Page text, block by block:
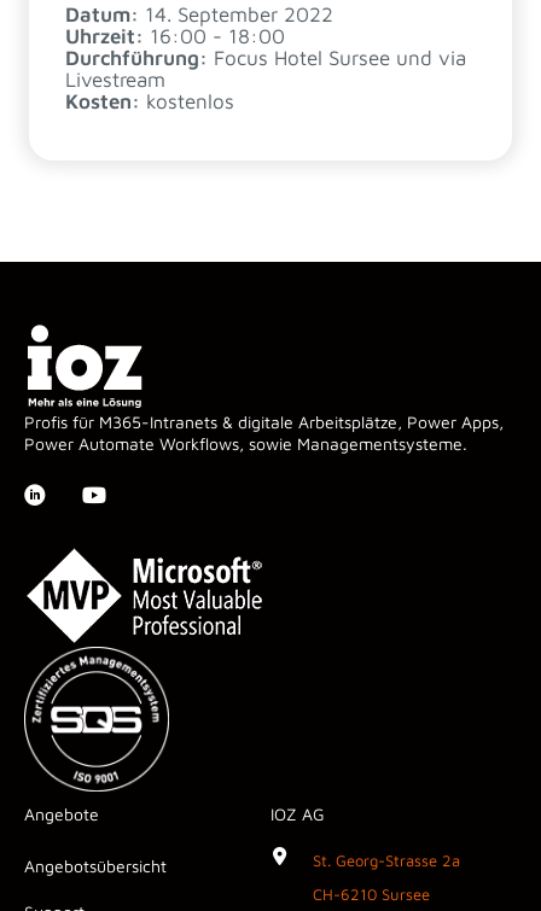
Datum: 14. September 2022
Uhrzeit: 16:00 - 18:00
Durchführung: Focus Hotel Sursee und via
Livestream
Kosten: kostenlos
Profis für M365-Intranets & digitale Arbeitsplätze, Power Apps,
Power Automate Workflows, sowie Managementsysteme.
Angebote
Angebotsübersicht
IOZ AG
St. Georg-Strasse 2a
CH-6210 Sursee